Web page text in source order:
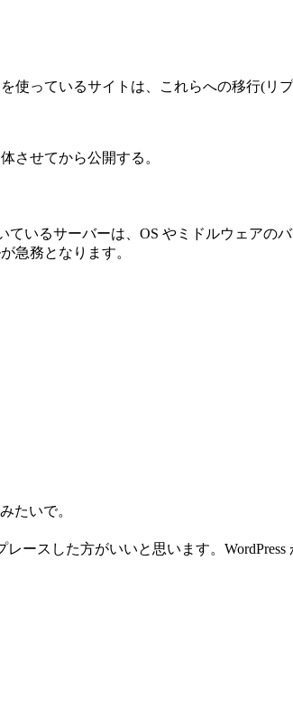
っているサイトは、これらへの移行(リ
させてから公開する。
いるサーバーは、OS やミドルウェアの
急務となります。
たいで。
ースした方がいいと思います。